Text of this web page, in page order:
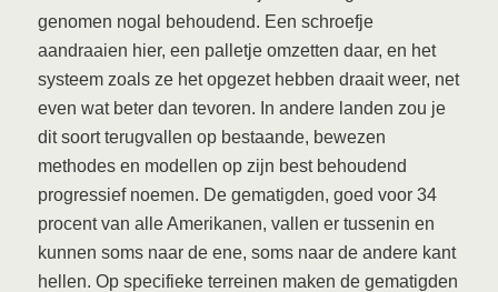
genomen nogal behoudend. Een schroefje
aandraaien hier, een palletje omzetten daar, en het
systeem zoals ze het opgezet hebben draait weer, net
even wat beter dan tevoren. In andere landen zou je
dit soort terugvallen op bestaande, bewezen
methodes en modellen op zijn best behoudend
progressief noemen. De gematigden, goed voor 34
procent van alle Amerikanen, vallen er tussenin en
kunnen soms naar de ene, soms naar de andere kant
hellen. Op specifieke terreinen maken de gematigden